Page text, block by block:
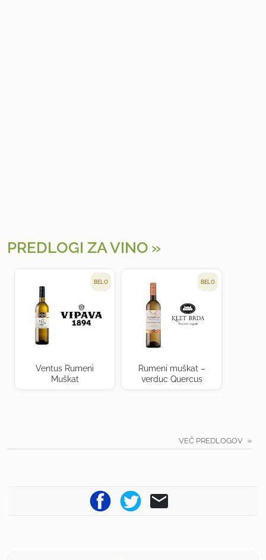
PREDLOGI ZA VINO
BELO
Ventus Rumeni
Muškat
BELO
Rumeni muškat –
verduc Quercus
VEČ PREDLOGOV